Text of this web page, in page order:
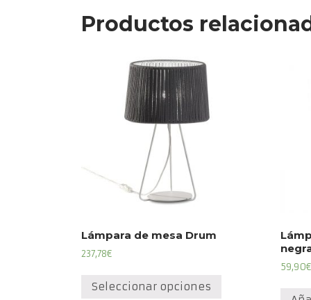
Productos
Lámpara de mesa Drum
237,78€
Seleccionar opciones
59,90€